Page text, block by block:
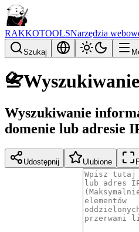
RAKKOTOOLSNarzędzia
Szukaj
📇
Wyszukiwanie
domenie lub adresie
Udostępnij Ulubione